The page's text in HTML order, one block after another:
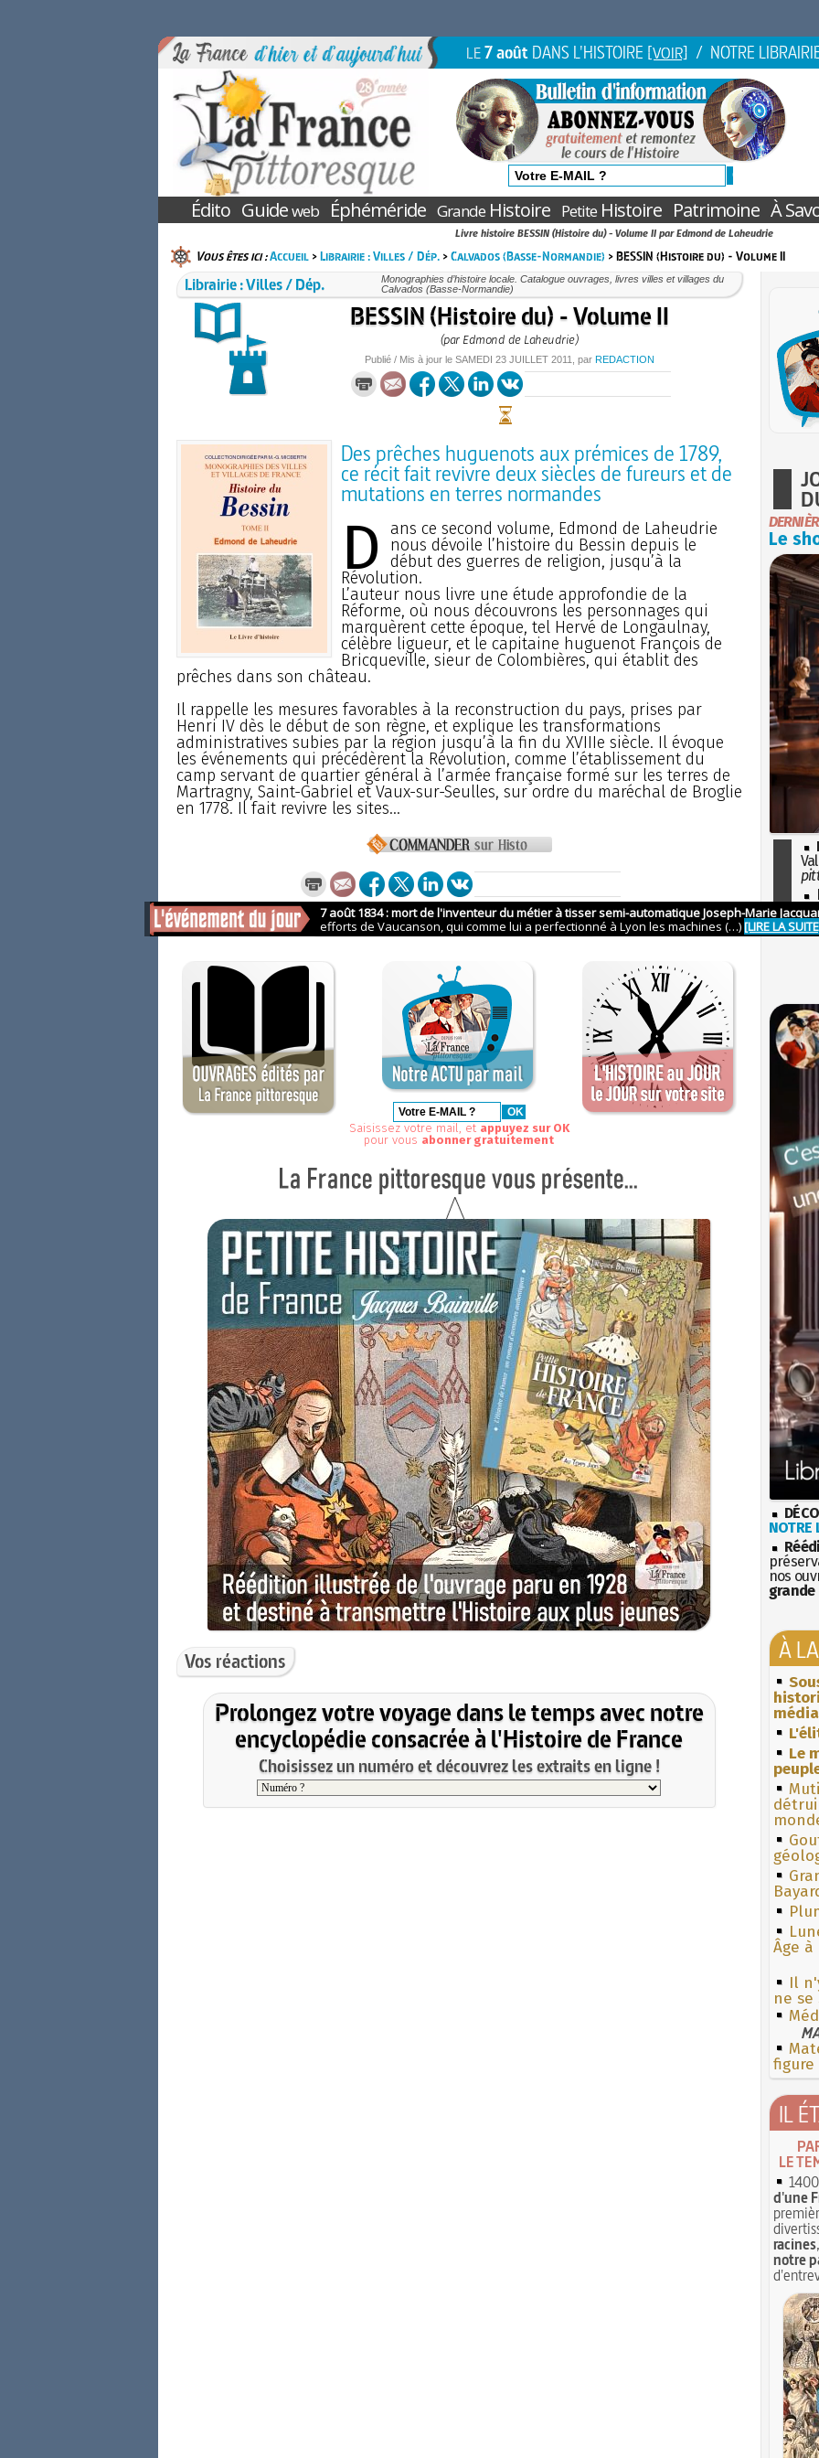
LE7 août DANS L'HISTOIRE [VOIR] / NOTRE
Édito Guideweb Éphéméride GrandeHistoire PetiteHistoire Patrimoine À
Livre histoire BESSIN (Histoire du) - Volume II par Edmond de Laheudrie
Vous êtes ici :Accueil>Librairie : Villes / Dép.>Calvados (Basse-Normandie) > BESSIN (Histoire du) - Volume II
Librairie : Villes / Dép.
Monographies d’histoire locale. Catalogue ouvrages, livres villes et villages du
Calvados (Basse-Normandie)
BESSIN (Histoire du) - Volume II
(par Edmond de Laheudrie)
Publié / Mis à jour le SAMEDI 23 JUILLET 2011 , par REDACTION
Des prêches huguenots aux prémices de 1789,
ce récit fait revivre deux siècles de fureurs et de
mutations en terres normandes
D
ans ce second volume, Edmond de Laheudrie
nous dévoile l’histoire du Bessin depuis le
début des guerres de religion, jusqu’à la
Révolution.
L’auteur nous livre une étude approfondie de la
Réforme, où nous découvrons les personnages qui
marquèrent cette époque, tel Hervé de Longaulnay,
célèbre ligueur, et le capitaine huguenot François de
Bricqueville, sieur de Colombières, qui établit des
prêches dans son château.
Il rappelle les mesures favorables à la reconstruction du pays, prises par
Henri IV dès le début de son règne, et explique les transformations
administratives subies par la région jusqu’à la fin du XVIIIe siècle. Il évoque
les événements qui précédèrent la Révolution, comme l’établissement du
camp servant de quartier général à l’armée française formé sur les terres de
Martragny, Saint-Gabriel et Vaux-sur-Seulles, sur ordre du maréchal de Broglie
en 1778. Il fait revivre les sites...
Même section > voir les74 ARTICLES
Saisissez votre mail, et appuyez sur OK
pour vous abonner gratuitement
Vos réactions
Prolongez votre voyage dans le temps avec notre
encyclopédie consacrée à l'Histoire de France
Choisissez un numéro et découvrez les extraits en ligne !
Le
NOTRE
nos
grande
À
Le
Âge
Il
ne se
IL
LE
d'une
racines
notre